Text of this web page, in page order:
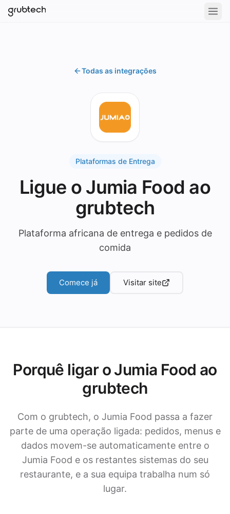
Todas as integrações
Plataformas de Entrega
Ligue o Jumia Food ao
grubtech
Plataforma africana de entrega e pedidos de
comida
Comece já Visitar site
Porquê ligar o Jumia Food ao
grubtech
Com o grubtech, o Jumia Food passa a fazer
parte de uma operação ligada: pedidos, menus e
dados movem-se automaticamente entre o
Jumia Food e os restantes sistemas do seu
restaurante, e a sua equipa trabalha num só
lugar.